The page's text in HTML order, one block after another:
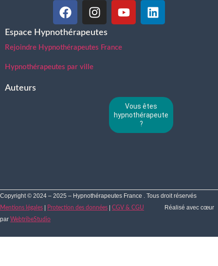
Espace Hypnothérapeutes
Rejoindre Hypnothérapeutes France
Hypnothérapeutes par ville
Auteurs
Vous êtes
hypnothérapeute
?
Copyright © 2024 – 2025 – Hypnothérapeutes France . Tous droit réservés
Mentions légales Protection des données CGV & CGU
Réalisé avec cœur
par WebtribeStudio